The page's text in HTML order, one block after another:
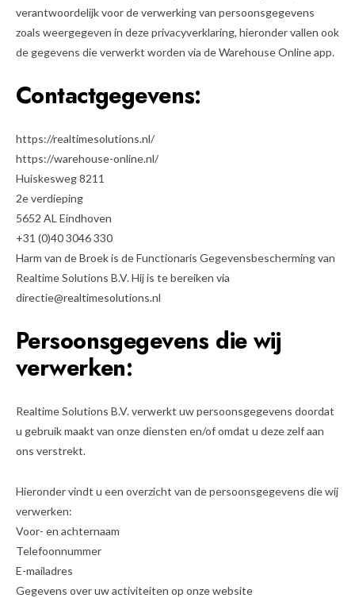
verantwoordelijk voor de verwerking van persoonsgegevens
zoals weergegeven in deze privacyverklaring, hieronder vallen ook
de gegevens die verwerkt worden via de Warehouse Online app.
Contactgegevens:
https://realtimesolutions.nl/
https://warehouse-online.nl/
Huiskesweg 8211
2e verdieping
5652 AL Eindhoven
+31 (0)40 3046 330
Harm van de Broek is de Functionaris Gegevensbescherming van
Realtime Solutions B.V. Hij is te bereiken via
directie@realtimesolutions.nl
Persoonsgegevens die wij
verwerken:
Realtime Solutions B.V. verwerkt uw persoonsgegevens doordat
u gebruik maakt van onze diensten en/of omdat u deze zelf aan
ons verstrekt.
Hieronder vindt u een overzicht van de persoonsgegevens die wij
verwerken:
Voor- en achternaam
Telefoonnummer
E-mailadres
Gegevens over uw activiteiten op onze website